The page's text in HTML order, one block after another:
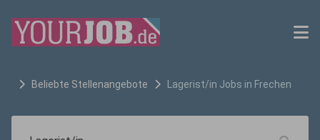
Beliebte Stellenangebote Lagerist/in Jobs in Frechen